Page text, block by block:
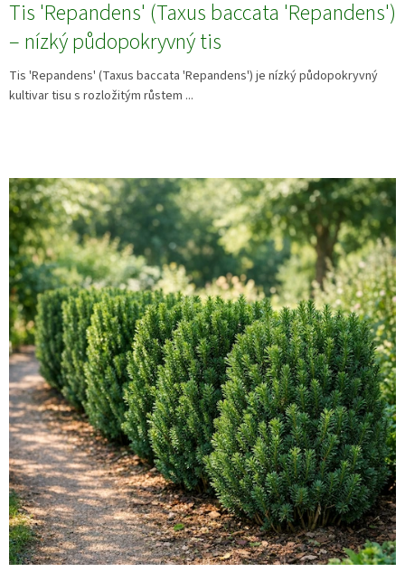
Tis 'Repandens' (Taxus baccata 'Repandens')
– nízký půdopokryvný tis
Tis 'Repandens' (Taxus baccata 'Repandens') je nízký půdopokryvný
kultivar tisu s rozložitým růstem ...